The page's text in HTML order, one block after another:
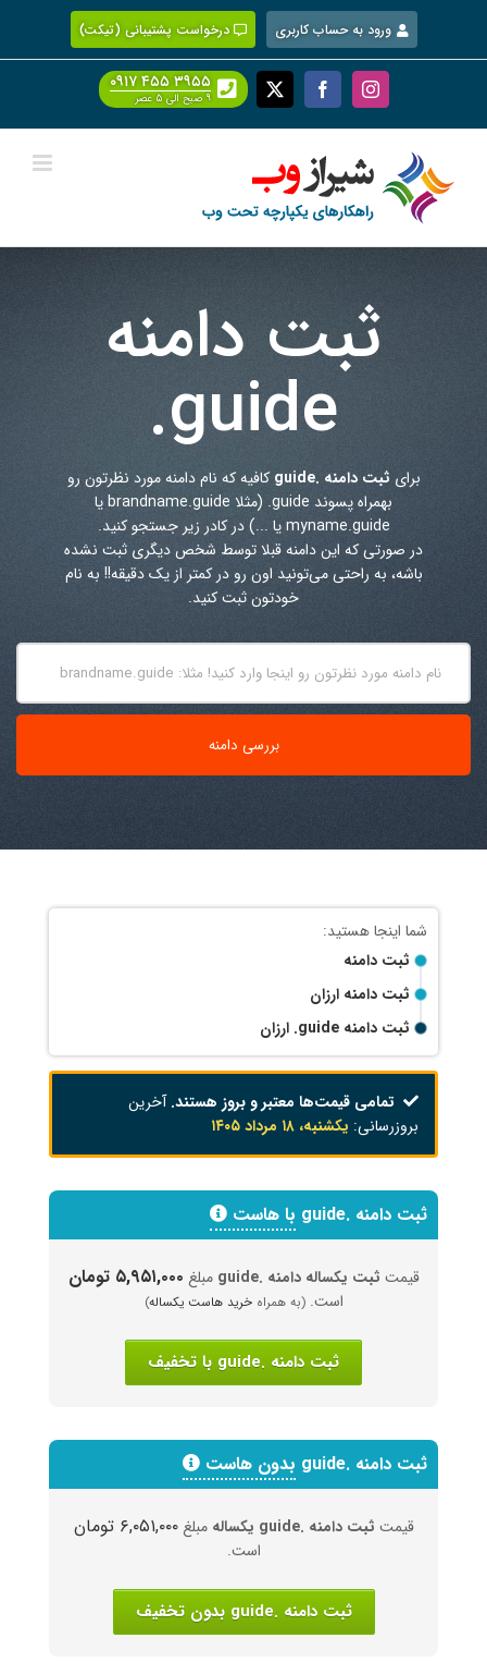
content
ورود به حساب کاربری درخواست پشتیبانی (تیکت)
Instagram
Facebook
X ۰۹۱۷ ۴۵۵ ۳۹۵۵
۹ صبح الی ۵ عصر
ثبت دامنه
.guide
برای ثبت دامنه .guide
کافیه که نام دامنه مورد نظرتون رو
بهمراه پسوند .guide
(مثلا brandname.guide یا
myname.guide یا ...) در کادر زیر جستجو کنید.
در صورتی که این دامنه قبلا توسط شخص دیگری ثبت نشده
باشه، به راحتی می‌تونید اون رو در کمتر از یک دقیقه!! به نام
خودتون ثبت کنید.
ثبت دامنه
ثبت دامنه ارزان
ثبت دامنه .guide ارزان
تمامی قیمت‌ها معتبر و بروز هستند.آخرین
بروزرسانی: یکشنبه، ۱۸ مرداد ۱۴۰۵
ثبت دامنه .guide با هاست
قیمت ثبت یکساله دامنه .guide مبلغ ۵,۹۵۱,۰۰۰ تومان
است.(به همراهخرید هاست یکساله)
ثبت دامنه .guide با تخفیف
ثبت دامنه .guide بدون هاست
قیمت ثبت دامنه .guide یکساله مبلغ۶,۰۵۱,۰۰۰ تومان
است.
ثبت دامنه .guide بدون تخفیف